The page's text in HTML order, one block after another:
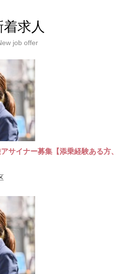
着求人
job offer
サイナー募集【添乗経験ある方、